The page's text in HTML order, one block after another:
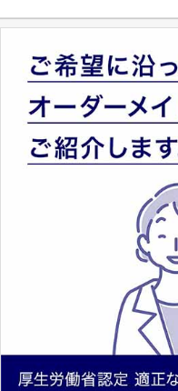
査データ、投薬歴など非
とは、病院薬剤師を中心
す。